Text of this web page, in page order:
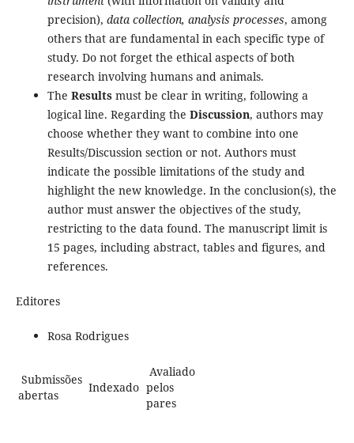
precision), data collection, analysis processes, among
others that are fundamental in each specific type of
study. Do not forget the ethical aspects of both
research involving humans and animals.
The Resultsmust be clear in writing, following a
logical line. Regarding the Discussion, authors may
choose whether they want to combine into one
Results/Discussion section or not. Authors must
indicate the possible limitations of the study and
highlight the new knowledge. In the conclusion(s), the
author must answer the objectives of the study,
restricting to the data found. The manuscript limit is
15 pages, including abstract, tables and figures, and
references.
Editores
Rosa Rodrigues
Submissões
abertas
Indexado
Avaliado
pelos
pares